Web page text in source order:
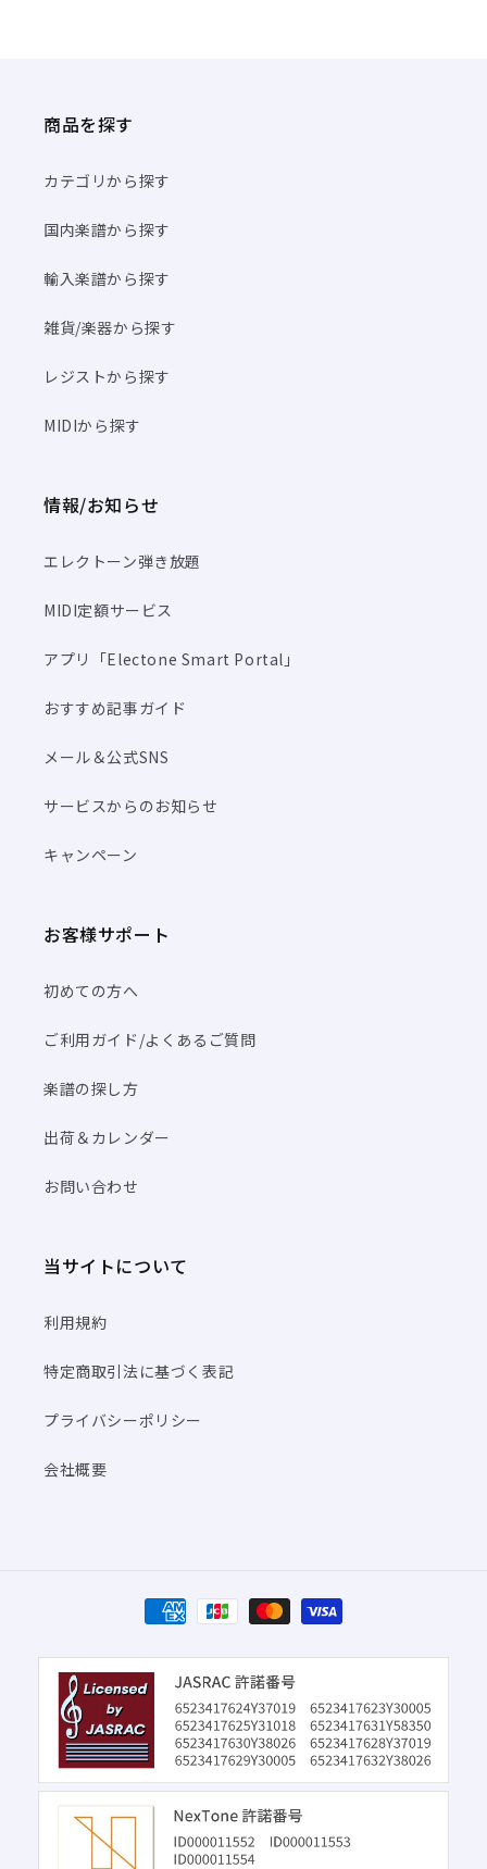
商品を探す
カテゴリから探す
国内楽譜から探す
輸入楽譜から探す
雑貨/楽器から探す
レジストから探す
MIDIから探す
情報/お知らせ
エレクトーン弾き放題
MIDI定額サービス
アプリ「Electone Smart Portal」
おすすめ記事ガイド
メール＆公式SNS
サービスからのお知らせ
キャンペーン
お客様サポート
初めての方へ
ご利用ガイド/よくあるご質問
楽譜の探し方
出荷＆カレンダー
お問い合わせ
当サイトについて
利用規約
特定商取引法に基づく表記
プライバシーポリシー
会社概要
決
済
方
法